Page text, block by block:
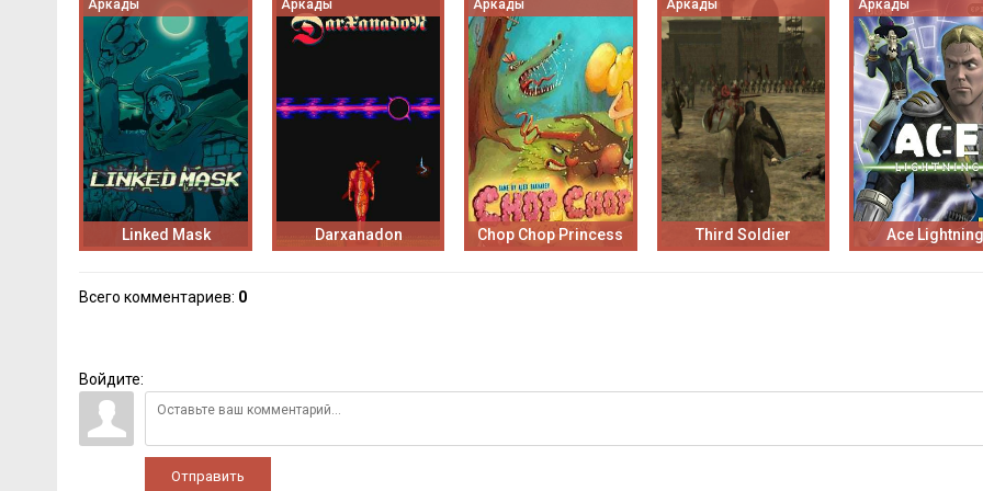
Аркады
Linked Mask
Аркады
Darxanadon
Аркады
Chop Chop Princess
Аркады
Third Soldier
Аркады
Ace
Всего комментариев: 0
Войдите:
Отправить